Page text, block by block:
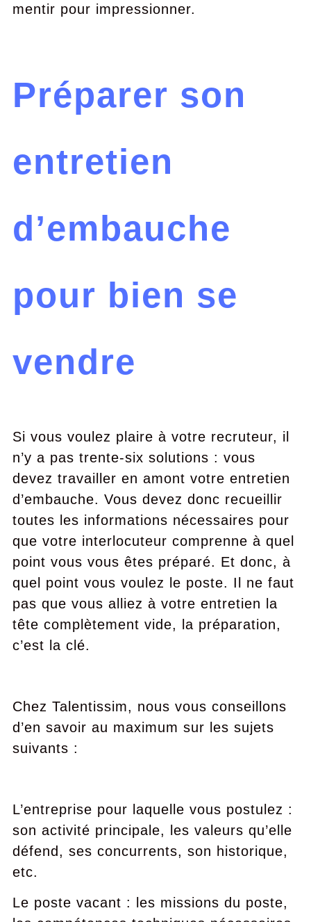
mentir pour impressionner.
Préparer son
entretien
d’embauche
pour bien se
vendre
Si vous voulez plaire à votre recruteur, il
n’y a pas trente-six solutions : vous
devez travailler en amont votre entretien
d’embauche. Vous devez donc recueillir
toutes les informations nécessaires pour
que votre interlocuteur comprenne à quel
point vous vous êtes préparé. Et donc, à
quel point vous voulez le poste. Il ne faut
pas que vous alliez à votre entretien la
tête complètement vide, la préparation,
c’est la clé.
Chez Talentissim, nous vous conseillons
d’en savoir au maximum sur les sujets
suivants :
L’entreprise pour laquelle vous postulez :
son activité principale, les valeurs qu’elle
défend, ses concurrents, son historique,
etc.
Le poste vacant : les missions du poste,